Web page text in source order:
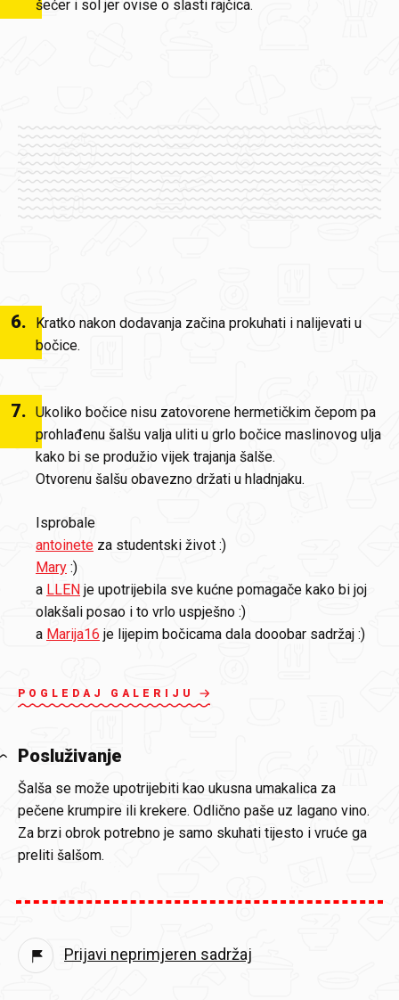
šećer i sol jer ovise o slasti rajčica.
6.
Kratko nakon dodavanja začina prokuhati i nalijevati u
bočice.
7. Ukoliko bočice nisu zatovorene hermetičkim čepom pa
prohlađenu šalšu valja uliti u grlo bočice maslinovog ulja
kako bi se produžio vijek trajanja šalše.
Otvorenu šalšu obavezno držati u hladnjaku.
Isprobale
antoinete za studentski život :)
Mary :)
a LLEN je upotrijebila sve kućne pomagače kako bi joj
olakšali posao i to vrlo uspješno :)
a Marija16 je lijepim bočicama dala dooobar sadržaj :)
POGLEDAJ GALERIJU
Posluživanje
Šalša se može upotrijebiti kao ukusna umakalica za
pečene krumpire ili krekere. Odlično paše uz lagano vino.
Za brzi obrok potrebno je samo skuhati tijesto i vruće ga
preliti šalšom.
Prijavi neprimjeren sadržaj